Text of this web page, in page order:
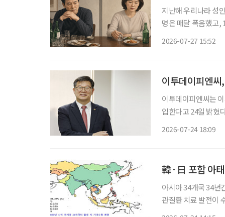
지난해 우리나라 성
명은 매달 폭음했고,
2026-07-27 15:52
이투데이피엔
이투데이피엔씨는
입한다고 24일 밝혔다. 미래설계연구원은 고령화와 인구구조의 변화, 건강과 돌봄,
2026-07-24 18:09
韓·日 포함 아
아시아 34개국 34년
관질환 치료 발전이